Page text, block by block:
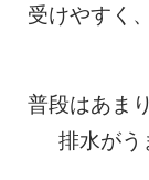
受けやすく
普段はあま
排水がう